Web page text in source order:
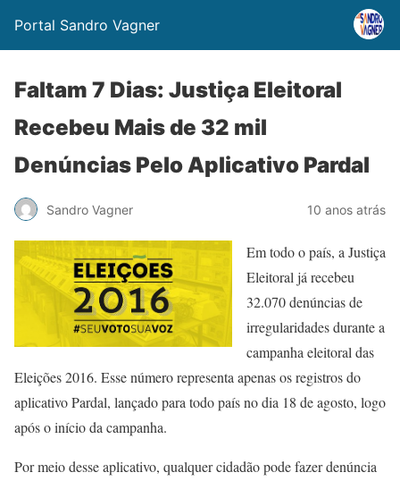
Portal Sandro Vagner
Faltam 7 Dias: Justiça Eleitoral
Recebeu Mais de 32 mil
Denúncias Pelo Aplicativo Pardal
Sandro Vagner 10 anos atrás
Em todo o país, a Justiça
Eleitoral já recebeu
32.070 denúncias de
irregularidades durante a
campanha eleitoral das
Eleições 2016. Esse número representa apenas os registros do
aplicativo Pardal, lançado para todo país no dia 18 de agosto, logo
após o início da campanha.
Por meio desse aplicativo, qualquer cidadão pode fazer denúncia